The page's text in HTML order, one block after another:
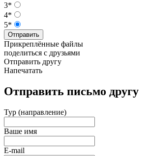
3*
4*
5*
Отправить
Прикреплённые файлы
поделиться с друзьями
Отправить другу
Напечатать
Отправить письмо другу
Тур (направление)
Ваше имя
E-mail